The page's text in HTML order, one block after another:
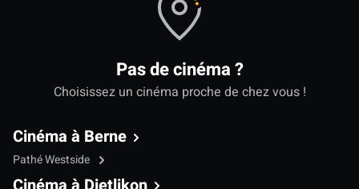
Pas de cinéma ?
Choisissez un cinéma proche de chez vous !
Cinéma à Berne
Pathé Westside